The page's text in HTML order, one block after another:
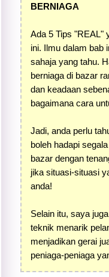
BERNIAGA
Ada 5 Tips "REAL"
ini. Ilmu dalam bab
sahaja yang tahu.
berniaga di bazar
dan keadaan
bagaimana cara
Jadi, anda perlu
boleh hadapi
bazar dengan
jika situasi-situasi
anda!
Selain itu, saya
teknik menarik
menjadikan gerai
peniaga-peniaga